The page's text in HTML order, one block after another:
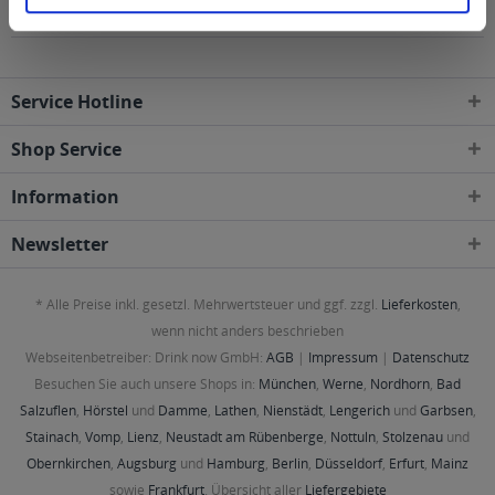
Postleitzahl-Gebieten geliefert
Service Hotline
Shop Service
Information
Newsletter
* Alle Preise inkl. gesetzl. Mehrwertsteuer und ggf. zzgl. Lieferkosten,
wenn nicht anders beschrieben
Webseitenbetreiber: Drink now GmbH: AGB | Impressum | Datenschutz
Besuchen Sie auch unsere Shops in: München, Werne, Nordhorn, Bad
Salzuflen, Hörstel und Damme, Lathen, Nienstädt, Lengerichund Garbsen,
Stainach, Vomp, Lienz, Neustadt am Rübenberge, Nottuln, Stolzenau und
Obernkirchen, Augsburg und Hamburg, Berlin, Düsseldorf, Erfurt, Mainz
sowie Frankfurt. Übersicht aller Liefergebiete